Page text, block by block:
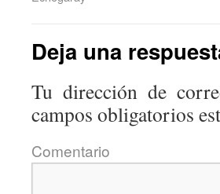
Deja una
Tu dirección de
campos obligatorios